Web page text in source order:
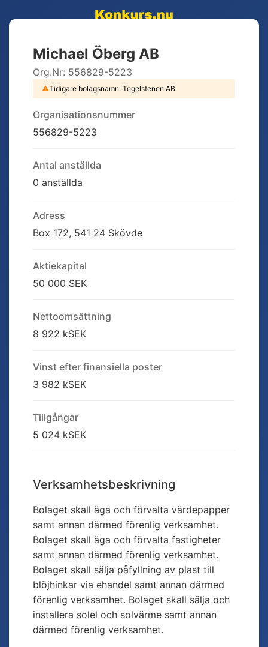
Michael Öberg AB
Org.Nr: 556829-5223
⚠Tidigare bolagsnamn: Tegelstenen AB
Organisationsnummer
556829-5223
Antal anställda
0 anställda
Adress
Box 172, 541 24 Skövde
Aktiekapital
50 000 SEK
Nettoomsättning
8 922 kSEK
Vinst efter finansiella poster
3 982 kSEK
Tillgångar
5 024 kSEK
Verksamhetsbeskrivning
Bolaget skall äga och förvalta värdepapper
samt annan därmed förenlig verksamhet.
Bolaget skall äga och förvalta fastigheter
samt annan därmed förenlig verksamhet.
Bolaget skall sälja påfyllning av plast till
blöjhinkar via ehandel samt annan därmed
förenlig verksamhet. Bolaget skall sälja och
installera solel och solvärme samt annan
därmed förenlig verksamhet.